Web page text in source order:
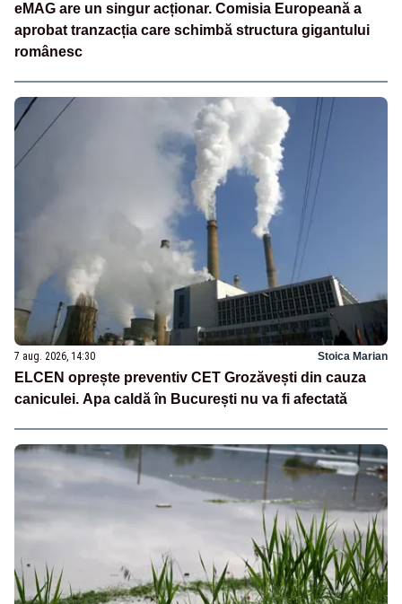
eMAG are un singur acționar. Comisia Europeană a
aprobat tranzacția care schimbă structura gigantului
românesc
7 aug. 2026, 14:30 Stoica Marian
ELCEN oprește preventiv CET Grozăvești din cauza
caniculei. Apa caldă în București nu va fi afectată